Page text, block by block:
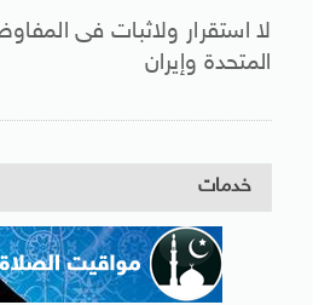
لا استقرار ولاثبات فى
المتحدة وإيران
خدمات